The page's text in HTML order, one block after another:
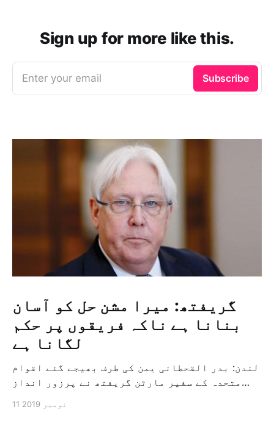
Sign up for more like this.
Enter your email Subscribe
گریفتھ: میرا مشن حل کو آسان
بنانا ہے ناکہ فریقوں پر حکم
لگانا ہے
لندن: بدر القحطانی یمن کی طرف بھیجے گئے اقوام
متحدہ کے سفیر مارٹن گریفتھ نے پرزور انداز
ثالثی اور اس کشمکش کی حدبندی کرنے کے لئے ایک
11 نومبر 2019